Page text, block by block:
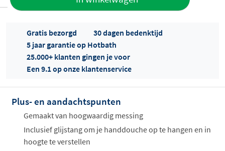
Offertes
ophalen...
Gratis bezorgd
30 dagen bedenktijd
5 jaar garantie op Hotbath
25.000+ klanten gingen je voor
Een 9.1 op onze klantenservice
Plus- en aandachtspunten
Gemaakt van hoogwaardig messing
Inclusief glijstang om je handdouche op te hangen en in
hoogte te verstellen